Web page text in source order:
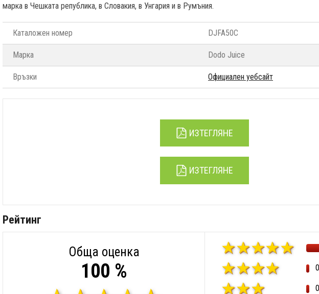
марка в Чешката република, в Словакия, в Унгария и в Румъния.
Каталожен номер DJFA50C
Марка Dodo Juice
Връзки Официален уебсайт
ИЗТЕГЛЯНЕ
ИЗТЕГЛЯНЕ
Рейтинг
Обща оценка
100 %